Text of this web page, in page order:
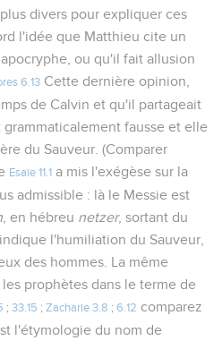
divers pour expliquer ces
l'idée que Matthieu cite un
ou qu'il fait allusion
6.13 Cette dernière opinion,
de Calvin et qu'il partageait
fausse et elle
du Sauveur. (Comparer
Esaïe 11.1 a mis l'exégèse sur la
admissible : là le Messie est
, en hébreu netzer, sortant du
l'humiliation du Sauveur,
des hommes. La même
prophètes dans le terme de
; 33.15 ; Zacharie 3.8 ; 6.12 comparez
l'étymologie du nom de